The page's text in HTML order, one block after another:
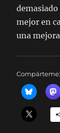
mejor en
una
Compárteme: